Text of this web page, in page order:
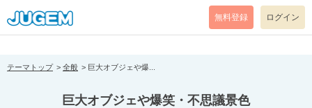
[pear_error: message="Success" code=0 mode=return level=notice
prefix="" info=""]
無料登録 ログイン
テーマトップ 全般 巨大オブジェや爆...
巨大オブジェや爆笑・不思議景色